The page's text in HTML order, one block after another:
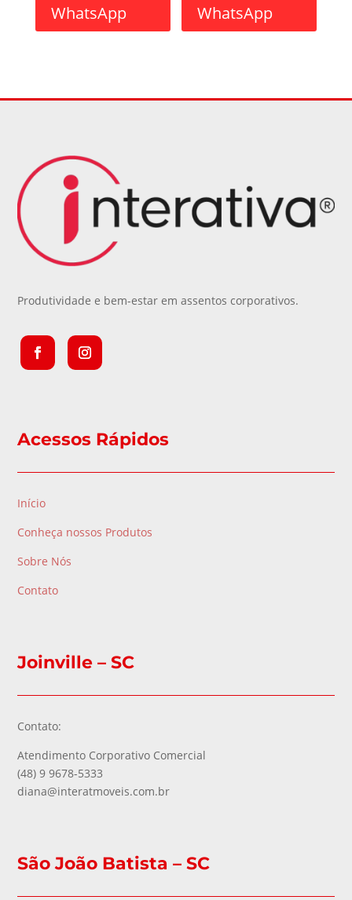
WhatsApp
WhatsApp
Produtividade e bem-estar em assentos corporativos.
Acessos Rápidos
Início
Conheça nossos Produtos
Sobre Nós
Contato
Joinville – SC
Contato:
Atendimento Corporativo Comercial
(48) 9 9678-5333
diana@interatmoveis.com.br
São João Batista – SC